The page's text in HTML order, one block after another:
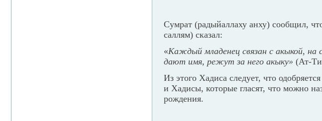
Сумрат (радыйаллаху анху) сообщил,
саллям) сказал:
«Каждый младенец связан с акыкой, на
дают имя, режут за него акыку» (Ат-
Из этого Хадиса следует, что
и Хадисы, которые гласят, что можно
рождения.